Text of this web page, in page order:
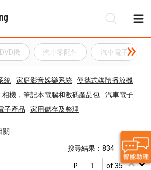
DVD機 汽車零配件 汽車電子
統 家庭影音娛樂系統
便攜式媒體播放機
相機，筆記本電腦和數碼產品包
汽車電子
子產品 家用儲存及整理
關
搜尋結果：834
P. of 35